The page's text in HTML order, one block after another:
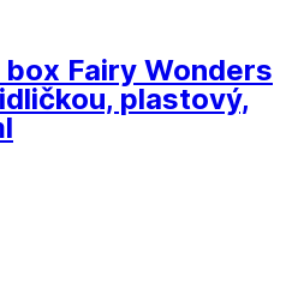
Fairy Wonders
plastový,